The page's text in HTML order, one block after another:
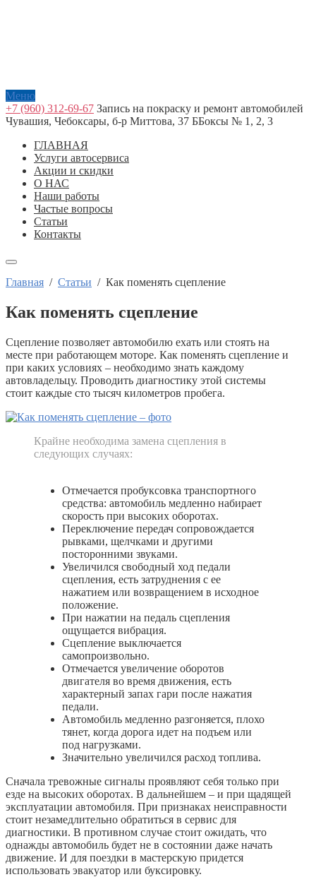
Меню
+7 (960) 312-69-67 Запись на покраску и ремонт автомобилей
Чувашия, Чебоксары, б-р Миттова, 37 ББоксы № 1, 2, 3
ГЛАВНАЯ
Услуги автосервиса
Акции и скидки
О НАС
Наши работы
Частые вопросы
Статьи
Контакты
Главная / Статьи / Как поменять сцепление
Как поменять сцепление
Сцепление позволяет автомобилю ехать или стоять на
месте при работающем моторе. Как поменять сцепление и
при каких условиях – необходимо знать каждому
автовладельцу. Проводить диагностику этой системы
стоит каждые сто тысяч километров пробега.
Крайне необходима замена сцепления в
следующих случаях:
Отмечается пробуксовка транспортного
средства: автомобиль медленно набирает
скорость при высоких оборотах.
Переключение передач сопровождается
рывками, щелчками и другими
посторонними звуками.
Увеличился свободный ход педали
сцепления, есть затруднения с ее
нажатием или возвращением в исходное
положение.
При нажатии на педаль сцепления
ощущается вибрация.
Сцепление выключается
самопроизвольно.
Отмечается увеличение оборотов
двигателя во время движения, есть
характерный запах гари после нажатия
педали.
Автомобиль медленно разгоняется, плохо
тянет, когда дорога идет на подъем или
под нагрузками.
Значительно увеличился расход топлива.
Сначала тревожные сигналы проявляют себя только при
езде на высоких оборотах. В дальнейшем – и при щадящей
эксплуатации автомобиля. При признаках неисправности
стоит незамедлительно обратиться в сервис для
диагностики. В противном случае стоит ожидать, что
однажды автомобиль будет не в состоянии даже начать
движение. И для поездки в мастерскую придется
использовать эвакуатор или буксировку.